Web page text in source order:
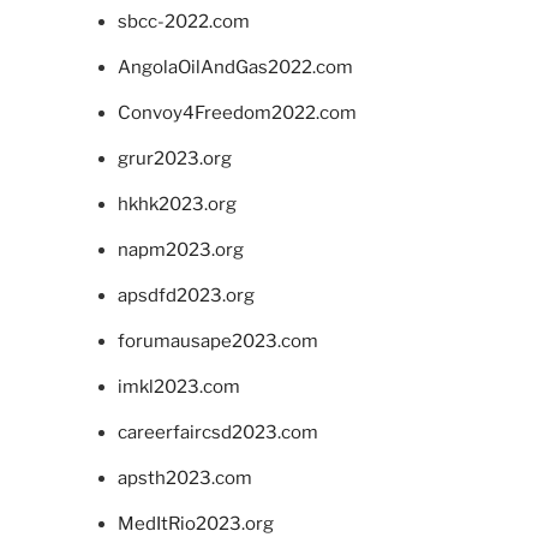
sbcc-2022.com
AngolaOilAndGas2022.com
Convoy4Freedom2022.com
grur2023.org
hkhk2023.org
napm2023.org
apsdfd2023.org
forumausape2023.com
imkl2023.com
careerfaircsd2023.com
apsth2023.com
MedItRio2023.org